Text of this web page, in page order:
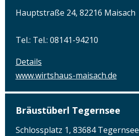
Hauptstraße 24, 82216 Maisach
Tel.: Tel.: 08141-94210
Details
www.wirtshaus-maisach.de
Bräustüberl Tegernsee
Schlossplatz 1, 83684 Tegernsee